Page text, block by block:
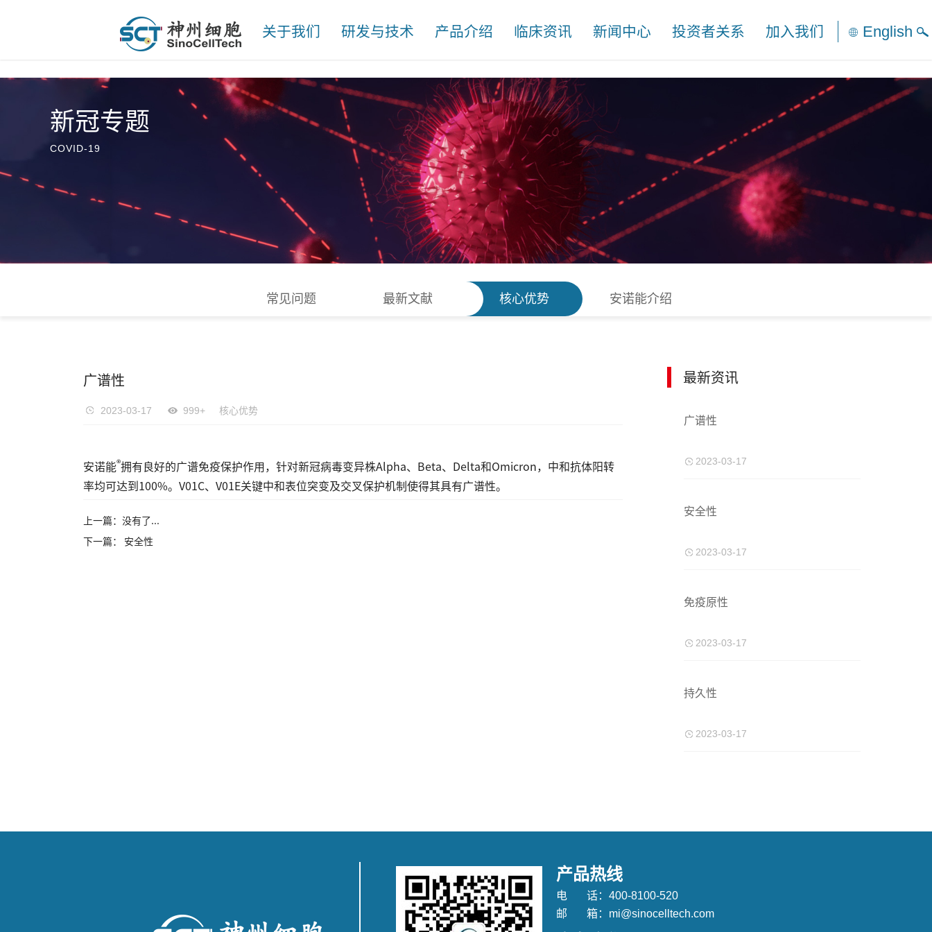
关于我们 研发与技术 产品介绍 临床资讯 新闻中心 投资者关系 加入我们 English
新冠专题
COVID-19
常见问题 最新文献 核心优势 安诺能介绍
广谱性
2023-03-17 999+ 核心优势
安诺能®拥有良好的广谱免疫保护作用，针对新冠病毒变异株Alpha、Beta、Delta和Omicron，中和抗体阳转
率均可达到100%。V01C、V01E关键中和表位突变及交叉保护机制使得其具有广谱性。
上一篇：没有了...
下一篇： 安全性
最新资讯
广谱性
2023-03-17
安全性
2023-03-17
免疫原性
2023-03-17
持久性
2023-03-17
产品热线
电 话：400-8100-520
邮 箱：mi@sinocelltech.com